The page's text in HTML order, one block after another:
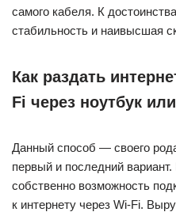
самого кабеля. К
стабильность и наивысшая
Как раздать
Fi через ноутбук
Данный способ — своего
первый и последний
собственно возможность
к интернету через Wi-Fi.